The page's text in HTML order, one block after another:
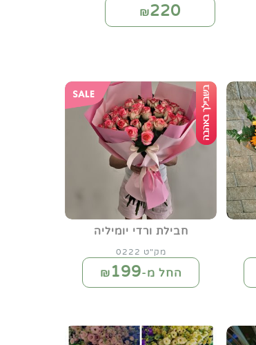
₪220
חבילת ורדי יומיליה
מק"ט 0222
החל מ-₪199